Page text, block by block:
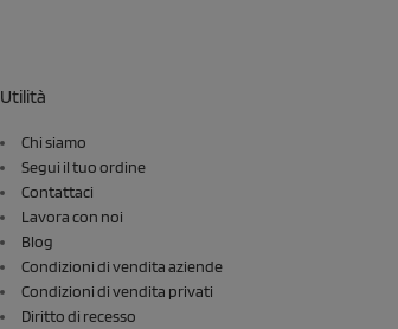
Utilità
Chi siamo
Segui il tuo ordine
Contattaci
Lavora con noi
Blog
Condizioni di vendita aziende
Condizioni di vendita privati
Diritto di recesso